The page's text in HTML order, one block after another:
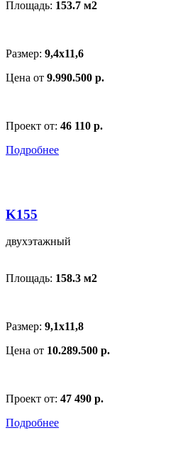
Площадь: 153.7 м2
Размер: 9,4x11,6
Цена от 9.990.500 р.
Проект от: 46 110 р.
Подробнее
K155
двухэтажный
Площадь: 158.3 м2
Размер: 9,1x11,8
Цена от 10.289.500 р.
Проект от: 47 490 р.
Подробнее